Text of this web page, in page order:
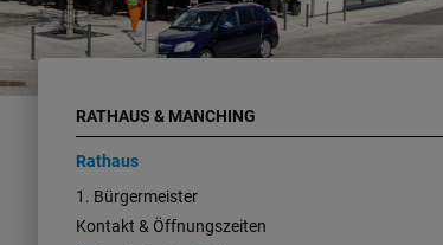
RATHAUS & MANCHING
Rathaus
1. Bürgermeister
Kontakt & Öffnungszeiten